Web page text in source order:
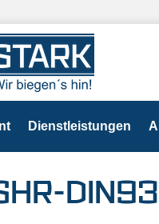
Dienstleistungen